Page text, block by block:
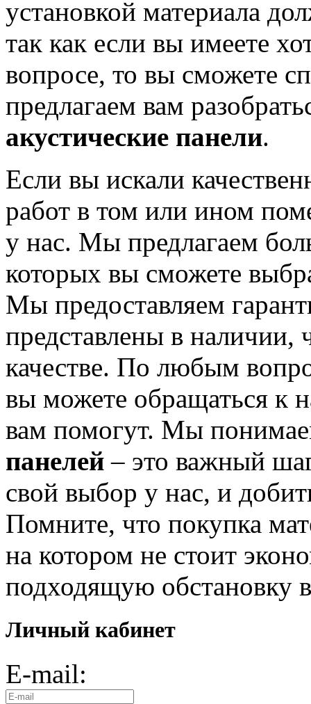
установкой материала
так как если вы имеете
вопросе, то вы сможете
предлагаем вам
акустические панели.
Если вы искали
работ в том или ином
у нас. Мы предлагаем
которых вы сможете
Мы предоставляем
представлены в
качестве. По любым
вы можете обращаться к
вам помогут. Мы
панелей – это важный
свой выбор у нас, и
Помните, что покупка
на котором не стоит
подходящую обстановку
Личный кабинет
E-mail: